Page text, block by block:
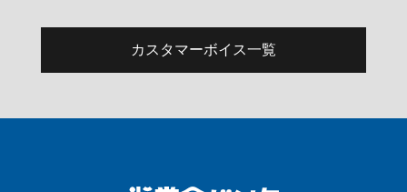
カスタマーボイス一覧